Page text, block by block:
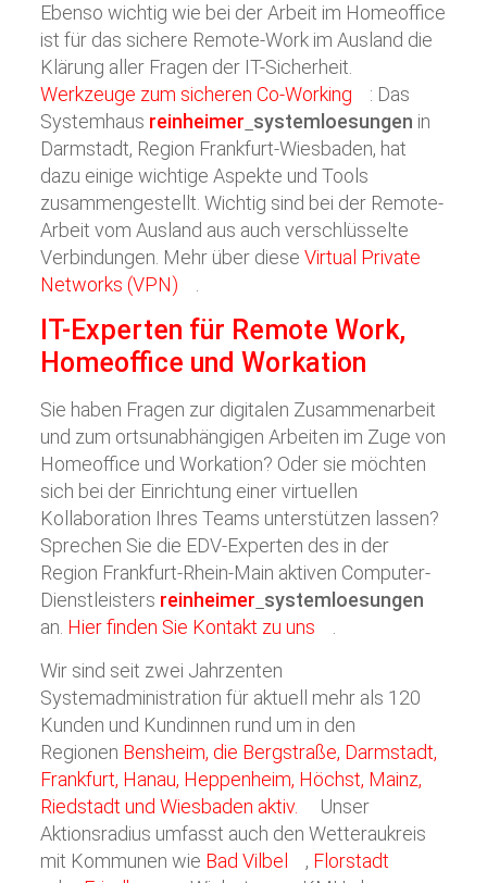
Ebenso wichtig wie bei der Arbeit im Homeoffice
ist für das sichere Remote-Work im Ausland die
Klärung aller Fragen der IT-Sicherheit.
Werkzeuge zum sicheren Co-Working
: Das
Systemhaus reinheimer systemloesungen in
Darmstadt, Region Frankfurt-Wiesbaden, hat
dazu einige wichtige Aspekte und Tools
zusammengestellt. Wichtig sind bei der Remote-
Arbeit vom Ausland aus auch verschlüsselte
Verbindungen. Mehr über dieseVirtual Private
Networks (VPN)
IT-Experten für Remote Work,
Homeoffice und Workation
Sie haben Fragen zur digitalen Zusammenarbeit
und zum ortsunabhängigen Arbeiten im Zuge von
Homeoffice und Workation? Oder sie möchten
sich bei der Einrichtung einer virtuellen
Kollaboration Ihres Teams unterstützen lassen?
Sprechen Sie die EDV-Experten des in der
Region Frankfurt-Rhein-Main aktiven Computer-
Dienstleisters reinheimer systemloesungen
an. Hier finden Sie Kontakt zu uns
Wir sind seit zwei Jahrzenten
Systemadministration für aktuell mehr als 120
Kunden und Kundinnen rund um in den
Regionen Bensheim, die Bergstraße, Darmstadt,
Frankfurt, Hanau, Heppenheim, Höchst, Mainz,
Riedstadt und Wiesbaden aktiv.
Unser
Aktionsradius umfasst auch den Wetteraukreis
mit Kommunen wie Bad Vilbel , Florstadt